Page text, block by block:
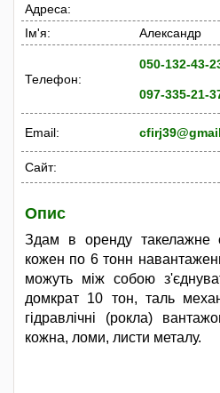
Адреса:
Ім'я:
Александр
Телефон:
050-132-43-
097-335-21-
Email:
Сайт:
Опис
Здам в оренду такелажне
кожен по 6 тонн
можуть між собою
домкрат 10 тон, таль
гідравлічні (рокла)
кожна, ломи, листи металу.